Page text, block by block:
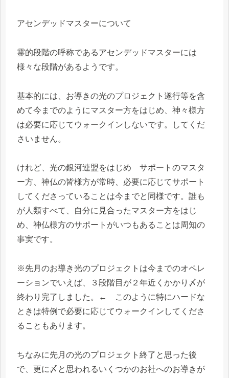
アセンデッドマスターについて
霊的段階の呼称であるアセンデッドマスターには
様々な段階があるようです。
基本的には、お導きの光のプロジェクト遂行等を含
めて今までのようにマスター方をはじめ、神々様方
は必要に応じてウォークインしないです。してくだ
さいません。
けれど、光の銀河連盟をはじめ サポートのマスタ
ー方、神仏の皆様方が常時、必要に応じてサポート
してくださっていることは今までと同様です。誰も
が人類すべて、自分に見合ったマスター方をはじ
め、神仏様方のサポートがいつもあることは周知の
事実です。
※先月のお導き光のプロジェクトは今までのオペレ
ーションでいえば、３段階目が２年近くかかり〆が
終わり完了しました。← このように特にハードな
ときは特例で必要に応じてウォークインしてくださ
ることもあります。
ちなみに先月の光のプロジェクト終了と思った後
で、更に〆と思われるいくつかのお社へのお導きが